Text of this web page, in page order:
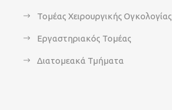
Τομέας Χειρουργικής Ογκολογίας
Εργαστηριακός Τομέας
Διατομεακά Τμήματα